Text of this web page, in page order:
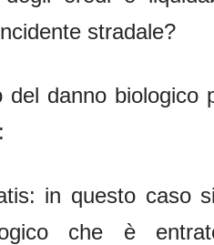
stradale?
del danno
in questo caso
che è